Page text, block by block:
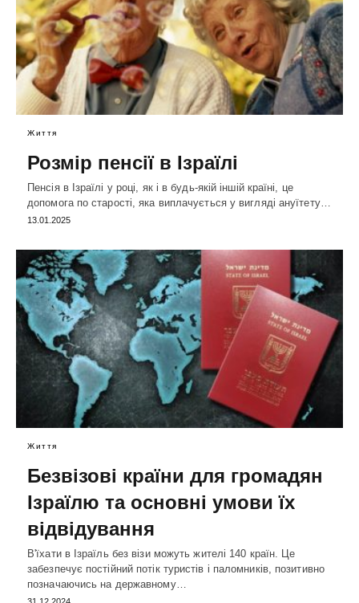
Життя
Розмір пенсії в Ізраїлі
Пенсія в Ізраїлі у році, як і в будь-якій іншій країні, це
допомога по старості, яка виплачується у вигляді ануїтету…
13.01.2025
Життя
Безвізові країни для громадян
Ізраїлю та основні умови їх
відвідування
В'їхати в Ізраїль без візи можуть жителі 140 країн. Це
забезпечує постійний потік туристів і паломників, позитивно
позначаючись на державному…